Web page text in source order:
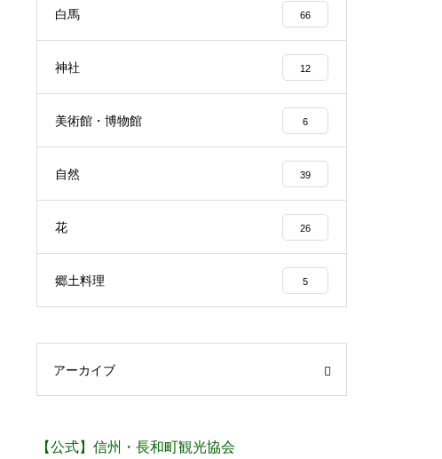
白馬 66
神社 12
美術館・博物館 6
自然 39
花 26
郷土料理 5
アーカイブ
【公式】信州・長和町観光協会